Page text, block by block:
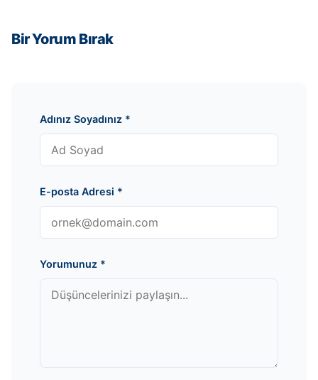
Bir Yorum Bırak
Adınız Soyadınız *
E-posta Adresi *
Yorumunuz *